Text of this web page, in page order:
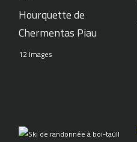
Hourquette de
Chermentas Piau
12 Images